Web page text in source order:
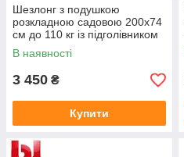
Шезлонг з подушкою
розкладною садовою 200х74
см до 110 кг із підголівником
туристичне крісло лежак
В наявності
3 450 ₴
Купити